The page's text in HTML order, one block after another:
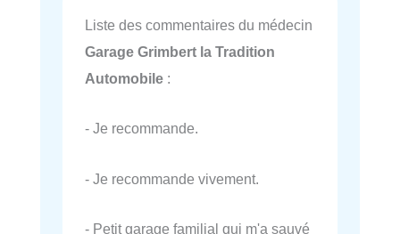
Liste des commentaires du médecin
Garage Grimbert la Tradition
Automobile :
- Je recommande.
- Je recommande vivement.
- Petit garage familial qui m'a sauvé